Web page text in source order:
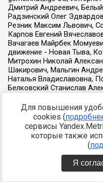
Для повышения
cookies (
сервисы
которые также
(
Я